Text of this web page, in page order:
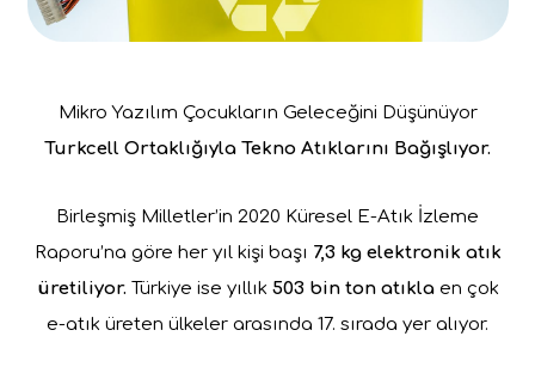
Mikro Yazılım Çocukların Geleceğini Düşünüyor
Turkcell Ortaklığıyla Tekno Atıklarını Bağışlıyor.
Birleşmiş Milletler’in 2020 Küresel E-Atık İzleme
Raporu’na göre her yıl kişi başı 7,3 kg elektronik atık
üretiliyor. Türkiye ise yıllık 503 bin ton atıklaen çok
e-atık üreten ülkeler arasında 17. sırada yer alıyor.